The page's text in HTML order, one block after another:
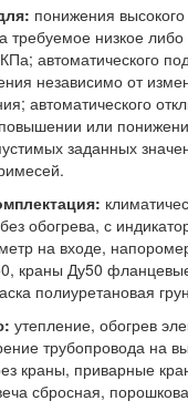
понижения
требуемое низкое
автоматического
независимо от
автоматического
или
заданных
обогрева, с
на входе,
краны Ду50
полиуретановая
утепление, обогрев
трубопровода на
краны, приварные
сбросная,